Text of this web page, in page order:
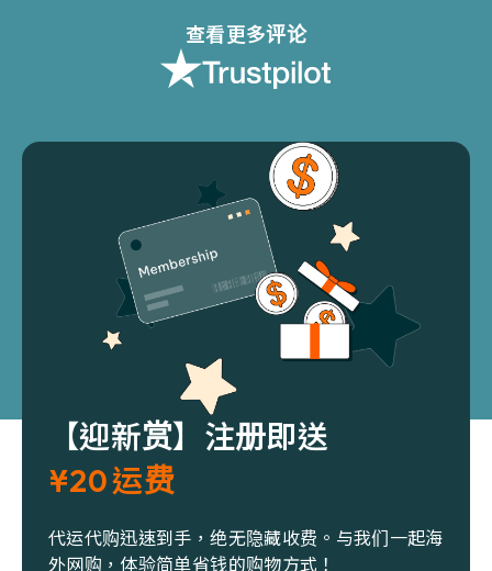
查看更多评论
【迎新赏】注册即送
¥20 运费
代运代购迅速到手，绝无隐藏收费。与我们一起海
外网购，体验简单省钱的购物方式！